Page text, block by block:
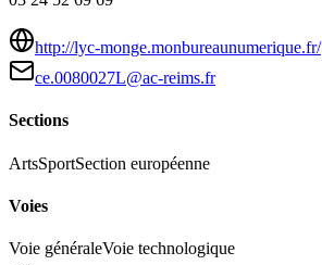
http://lyc-monge.monbureaunumerique.fr/
ce.0080027L@ac-reims.fr
Sections
ArtsSportSection européenne
Voies
Voie généraleVoie technologique